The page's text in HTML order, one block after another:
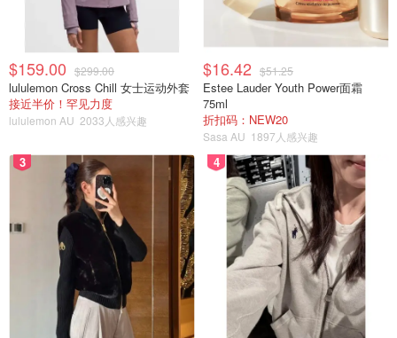
$159.00 $299.00
lululemon Cross Chill 女士运动外套
接近半价！罕见力度
lululemon AU 2033人感兴趣
$16.42 $51.25
Estee Lauder Youth Power面霜
75ml
折扣码：NEW20
Sasa AU 1897人感兴趣
3 4